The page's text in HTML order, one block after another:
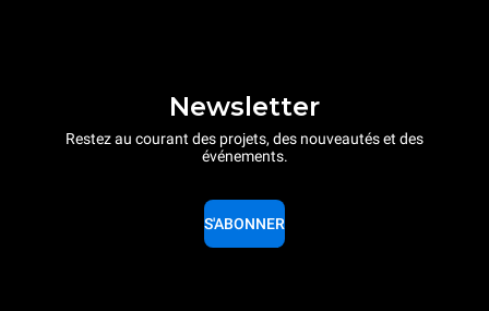
Newsletter
Restez au courant des projets, des nouveautés et des
événements.
S'ABONNER